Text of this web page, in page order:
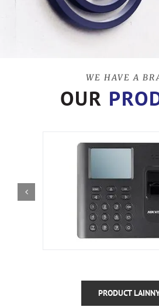
WE HAVE A
OUR
PRODUCT